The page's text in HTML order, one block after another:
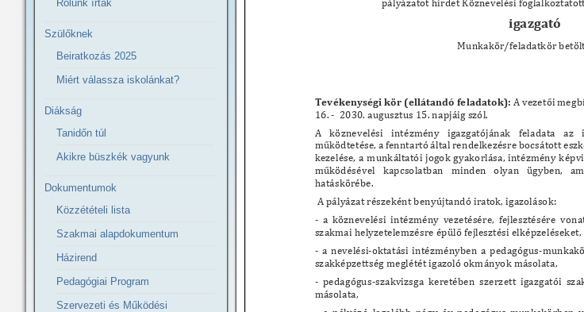
Rólunk írták
Szülőknek
Beiratkozás 2025
Miért válassza iskolánkat?
Diákság
Tanidőn túl
Akikre büszkék vagyunk
Dokumentumok
Közzétételi lista
Szakmai alapdokumentum
Házirend
Pedagógiai Program
Szervezeti és Működési